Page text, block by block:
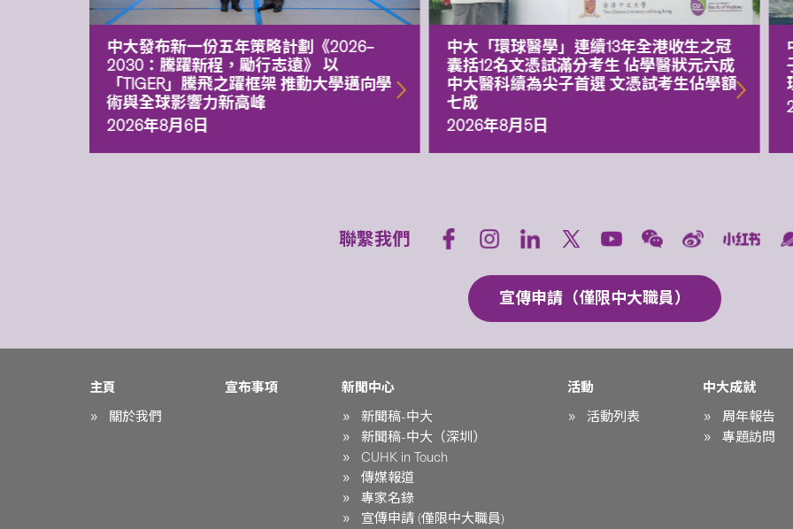
中大發布新一份五年策略計劃《2026‒
2030：騰躍新程，勵行志遠》 以
「TIGER」騰飛之躍框架 推動大學邁向學
術與全球影響力新高峰
2026年8月6日
中大「環球醫學」連續13年全港收生之冠
囊括12名文憑試滿分考生 佔學醫狀元六成
中大醫科續為尖子首選 文憑試考生佔學額
七成
2026年8月5日
聯繫我們
宣傳申請（僅限中大職員）
主頁
關於我們
宣布事項
新聞中心
新聞稿-中大
新聞稿-中大（深圳）
CUHK in Touch
傳媒報道
專家名錄
宣傳申請 (僅限中大職員)
活動
活動列表
中大成就
周年報告
專題訪問